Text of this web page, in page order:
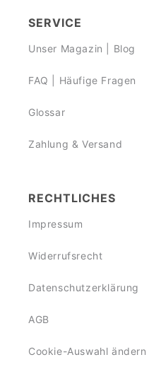
SERVICE
Unser Magazin | Blog
FAQ | Häufige Fragen
Glossar
Zahlung & Versand
RECHTLICHES
Impressum
Widerrufsrecht
Datenschutzerklärung
AGB
Cookie-Auswahl ändern